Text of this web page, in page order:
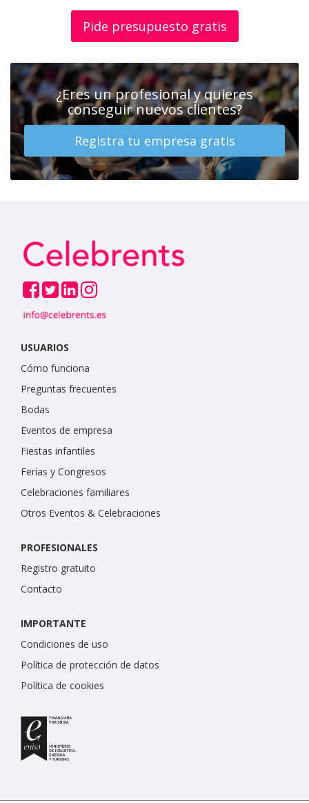
Pide presupuesto gratis
¿Eres un profesional y quieres
conseguir nuevos clientes?
Registra tu empresa gratis
USUARIOS
Cómo funciona
Preguntas frecuentes
Bodas
Eventos de empresa
Fiestas infantiles
Ferias y Congresos
Celebraciones familiares
Otros Eventos & Celebraciones
PROFESIONALES
Registro gratuito
Contacto
IMPORTANTE
Condiciones de uso
Política de protección de datos
Política de cookies